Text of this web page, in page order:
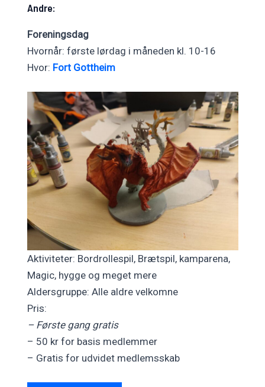
Andre:
Foreningsdag
Hvornår: første lørdag i måneden kl. 10-16
Hvor: Fort Gottheim
Aktiviteter: Bordrollespil, Brætspil, kamparena,
Magic, hygge og meget mere
Aldersgruppe: Alle aldre velkomne
Pris:
– Første gang gratis
– 50 kr for basis medlemmer
– Gratis for udvidet medlemsskab